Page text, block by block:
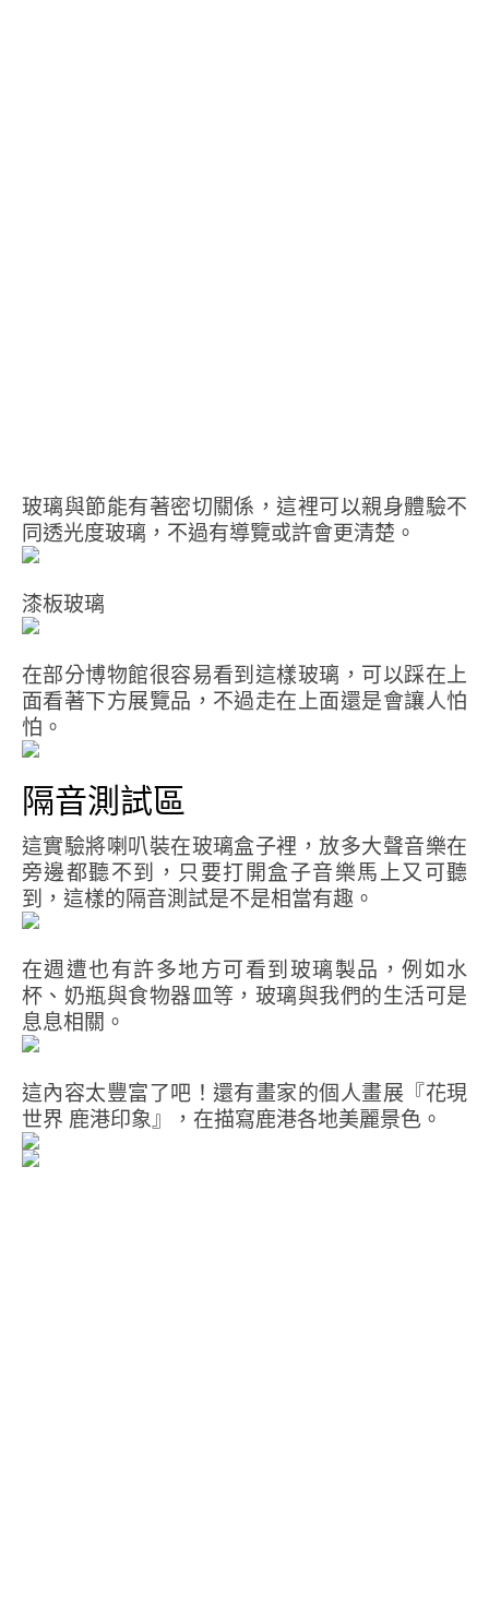
玻璃與節能有著密切關係，這裡可以親身體驗不
同透光度玻璃，不過有導覽或許會更清楚。
漆板玻璃
在部分博物館很容易看到這樣玻璃，可以踩在上
面看著下方展覽品，不過走在上面還是會讓人怕
怕。
隔音測試區
這實驗將喇叭裝在玻璃盒子裡，放多大聲音樂在
旁邊都聽不到，只要打開盒子音樂馬上又可聽
到，這樣的隔音測試是不是相當有趣。
在週遭也有許多地方可看到玻璃製品，例如水
杯、奶瓶與食物器皿等，玻璃與我們的生活可是
息息相關。
這內容太豐富了吧！還有畫家的個人畫展『花現
世界 鹿港印象』，在描寫鹿港各地美麗景色。